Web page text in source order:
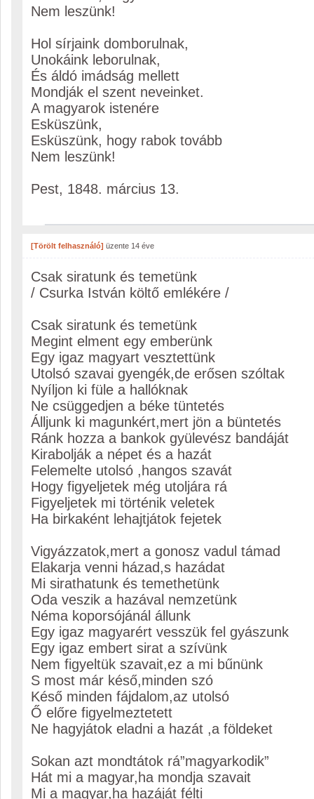
Nem leszünk!
Hol sírjaink domborulnak,
Unokáink leborulnak,
És áldó imádság mellett
Mondják el szent neveinket.
A magyarok istenére
Esküszünk,
Esküszünk, hogy rabok tovább
Nem leszünk!
Pest, 1848. március 13.
[Törölt felhasználó] üzente 14 éve
Csak siratunk és temetünk
/ Csurka István költő emlékére /
Csak siratunk és temetünk
Megint elment egy emberünk
Egy igaz magyart vesztettünk
Utolsó szavai gyengék,de erősen szóltak
Nyíljon ki füle a hallóknak
Ne csüggedjen a béke tüntetés
Álljunk ki magunkért,mert jön a büntetés
Ránk hozza a bankok gyülevész bandáját
Kirabolják a népet és a hazát
Felemelte utolsó ,hangos szavát
Hogy figyeljetek még utoljára rá
Figyeljetek mi történik veletek
Ha birkaként lehajtjátok fejetek
Vigyázzatok,mert a gonosz vadul támad
Elakarja venni házad,s hazádat
Mi sirathatunk és temethetünk
Oda veszik a hazával nemzetünk
Néma koporsójánál állunk
Egy igaz magyarért vesszük fel gyászunk
Egy igaz embert sirat a szívünk
Nem figyeltük szavait,ez a mi bűnünk
S most már késő,minden szó
Késő minden fájdalom,az utolsó
Ő előre figyelmeztetett
Ne hagyjátok eladni a hazát ,a földeket
Sokan azt mondtátok rá”magyarkodik”
Hát mi a magyar,ha mondja szavait
Mi a magyar,ha hazáját félti